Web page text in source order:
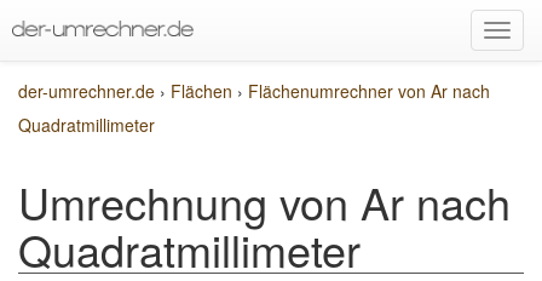
der-umrechner.de › Flächen › Flächenumrechner von Ar nach
Quadratmillimeter
Umrechnung von Ar nach
Quadratmillimeter